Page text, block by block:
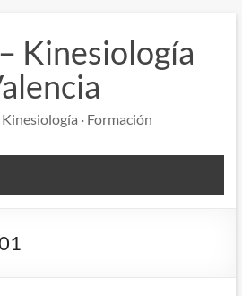
Kinesiología
Kinesiología · Formación